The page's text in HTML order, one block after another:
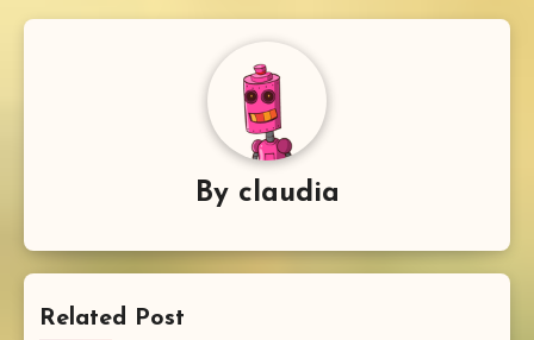
By claudia
Related Post